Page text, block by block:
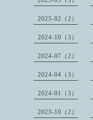
2025-02（2）
2024-10（3）
2024-07（2）
2024-04（3）
2024-01（3）
2023-10（2）